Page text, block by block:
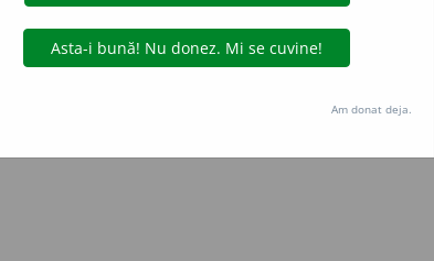
© 2004-2026 dexonline (https://dexonline.ro)
de pe acest site, inclusiv prin orice metode de extragere automată
scris, cu excepția seturilor de date oferite oficial spre utilizare
Hosterion
Am donat deja.